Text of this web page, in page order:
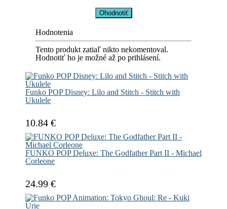
Ohodnotiť
Hodnotenia
Tento produkt zatiaľ nikto nekomentoval.
Hodnotiť ho je možné až po prihlásení.
Funko POP Disney: Lilo and Stitch - Stitch with
Ukulele
10.84 €
FUNKO POP Deluxe: The Godfather Part II - Michael
Corleone
24.99 €